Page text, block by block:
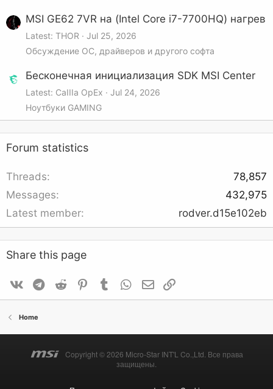
MSI GE62 7VR на (Intel Core i7-7700HQ) нагрев
Latest: THOR
Jul 25, 2026
Обсуждение ОС, драйверов и другого софта
Бесконечная инициализация SDK MSI Center
Latest: CaIIIa OpEx
Jul 24, 2026
Ноутбуки GAMING
Forum statistics
Threads
78,857
Messages
432,975
Latest member
rodver.d15e102eb
Share this page
VK telegram
Reddit PinterestTumblrWhatsApp
Email
Home
Copyright © 2026 Micro-Star INT'L Co.,Ltd. Все права
защищены.